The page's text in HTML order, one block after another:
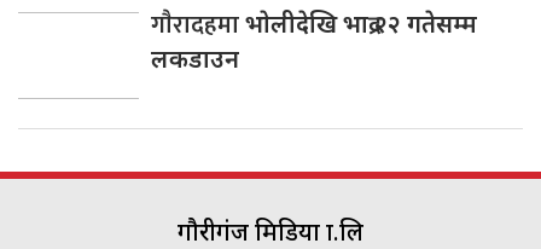
गाैरादहमाभाेलीदेखि भाद्र २२ गतेसम्म
लकडाउन
गौरीगंज मिडिया प्रा.लि